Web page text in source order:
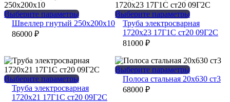
Выберите параметрыЭтот
товар
Опции
можно
выбрать
на
странице
Швеллер гнутый 250х200х10
86000 ₽
Выберите параметрыЭтот
товар
имеет
Опции
можно
выбрать
Труба электросварная
1720х23 17Г1С ст20 09Г2С
81000 ₽
Выберите параметрыЭтот
товар
имеет
Труба электросварная
1720х21 17Г1С ст20 09Г2С
Выберите параметрыЭтот
товар
Полоса стальная 20х630 ст3
68000 ₽